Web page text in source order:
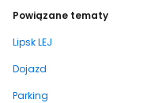
Powiązane tematy
Lipsk LEJ
Dojazd
Parking